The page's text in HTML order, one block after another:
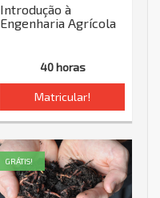
Introdução à
Engenharia Agrícola
40 horas
Matricular!
GRÁTIS!